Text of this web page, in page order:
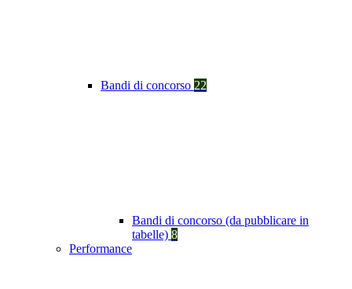
Bandi di concorso 22
Bandi di concorso (da pubblicare in
tabelle) 8
Performance